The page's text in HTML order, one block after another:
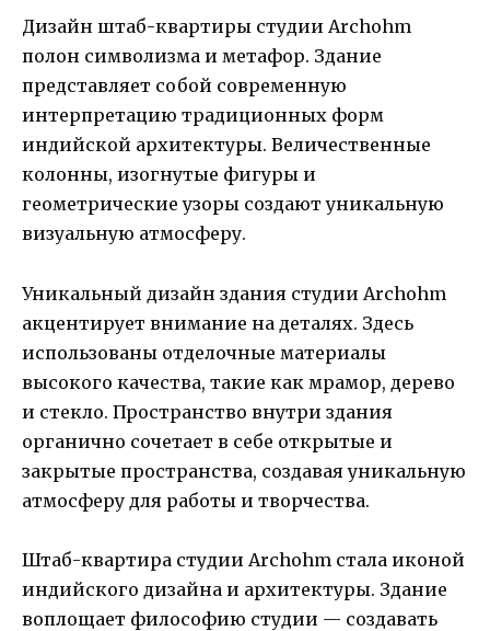
Дизайн штаб-квартиры студии Archohm
полон символизма и метафор. Здание
представляет собой современную
интерпретацию традиционных форм
индийской архитектуры. Величественные
колонны, изогнутые фигуры и
геометрические узоры создают уникальную
визуальную атмосферу.
Уникальный дизайн здания студии Archohm
акцентирует внимание на деталях. Здесь
использованы отделочные материалы
высокого качества, такие как мрамор, дерево
и стекло. Пространство внутри здания
органично сочетает в себе открытые и
закрытые пространства, создавая уникальную
атмосферу для работы и творчества.
Штаб-квартира студии Archohm стала иконой
индийского дизайна и архитектуры. Здание
воплощает философию студии — создавать